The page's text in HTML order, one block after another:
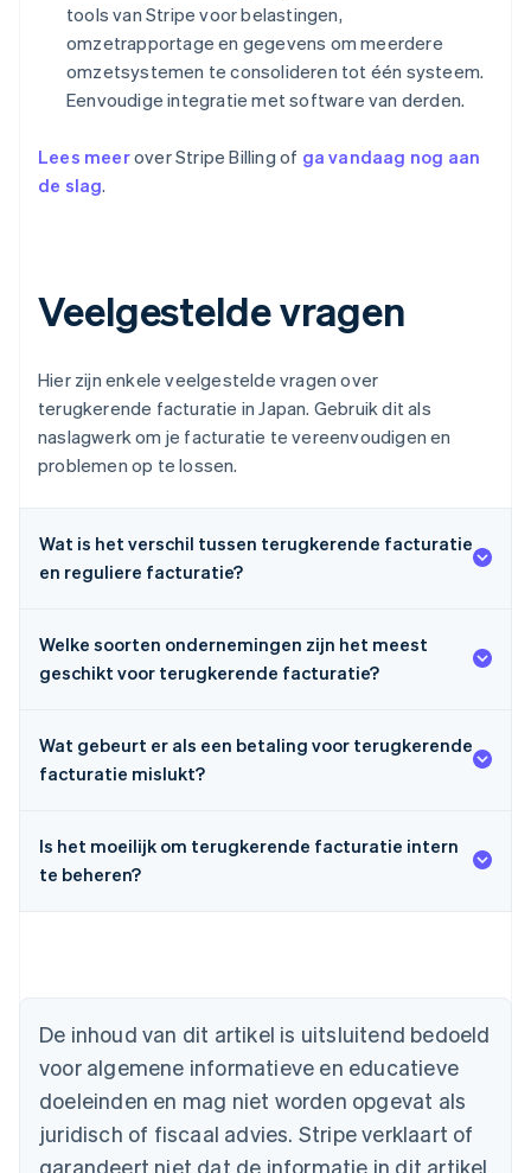
tools van Stripe voor belastingen,
omzetrapportage en gegevens om meerdere
omzetsystemen te consolideren tot één systeem.
Eenvoudige integratie met software van derden.
Lees meerover Stripe Billing of ga vandaag nog aan
de slag.
Veelgestelde vragen
Hier zijn enkele veelgestelde vragen over
terugkerende facturatie in Japan. Gebruik dit als
naslagwerk om je facturatie te vereenvoudigen en
problemen op te lossen.
Wat is het verschil tussen terugkerende facturatie
en reguliere facturatie?
Welke soorten ondernemingen zijn het meest
geschikt voor terugkerende facturatie?
Wat gebeurt er als een betaling voor terugkerende
facturatie mislukt?
Is het moeilijk om terugkerende facturatie intern
te beheren?
De inhoud van dit artikel is uitsluitend bedoeld
voor algemene informatieve en educatieve
doeleinden en mag niet worden opgevat als
juridisch of fiscaal advies. Stripe verklaart of
garandeert niet dat de informatie in dit artikel
Australië
English
België
NederlandsFrançaisDeutschEnglish
Brazilië
Bulgarije
English